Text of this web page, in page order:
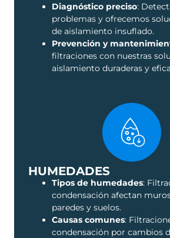
Diagnóstico preciso:
problemas y ofrecemos
de aislamiento insuflado.
Prevención y
filtraciones con nuestras
aislamiento duraderas y
HUMEDADES
Tipos de humedades:
condensación afectan
paredes y suelos.
Causas comunes:
condensación por cambios